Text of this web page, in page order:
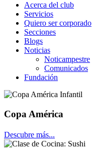
Acerca del club
Servicios
Quiero ser corporado
Secciones
Blogs
Noticias
Noticampestre
Comunicados
Fundación
Copa América
Descubre más...